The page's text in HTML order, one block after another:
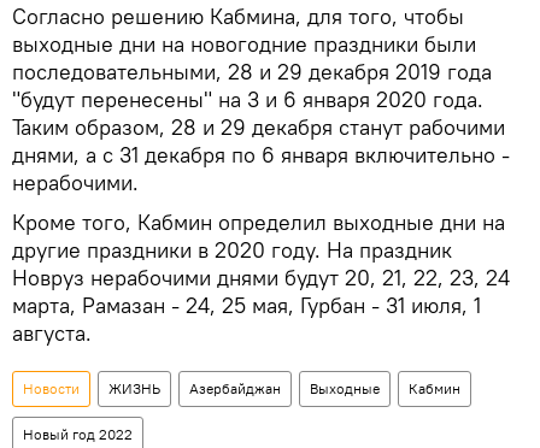
Согласно решению Кабмина, для того, чтобы
выходные дни на новогодние праздники были
последовательными, 28 и 29 декабря 2019 года
"будут перенесены" на 3 и 6 января 2020 года.
Таким образом, 28 и 29 декабря станут рабочими
днями, а с 31 декабря по 6 января включительно -
нерабочими.
Кроме того, Кабмин определил выходные дни на
другие праздники в 2020 году. На праздник
Новруз нерабочими днями будут 20, 21, 22, 23, 24
марта, Рамазан - 24, 25 мая, Гурбан - 31 июля, 1
августа.
Новости ЖИЗНЬ Азербайджан Выходные Кабмин
Новый год 2022